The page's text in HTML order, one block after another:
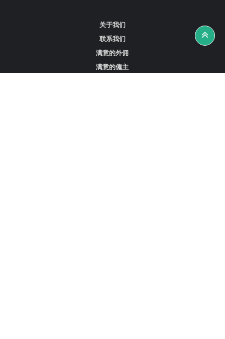
关于我们
联系我们
满意的外佣
满意的僱主